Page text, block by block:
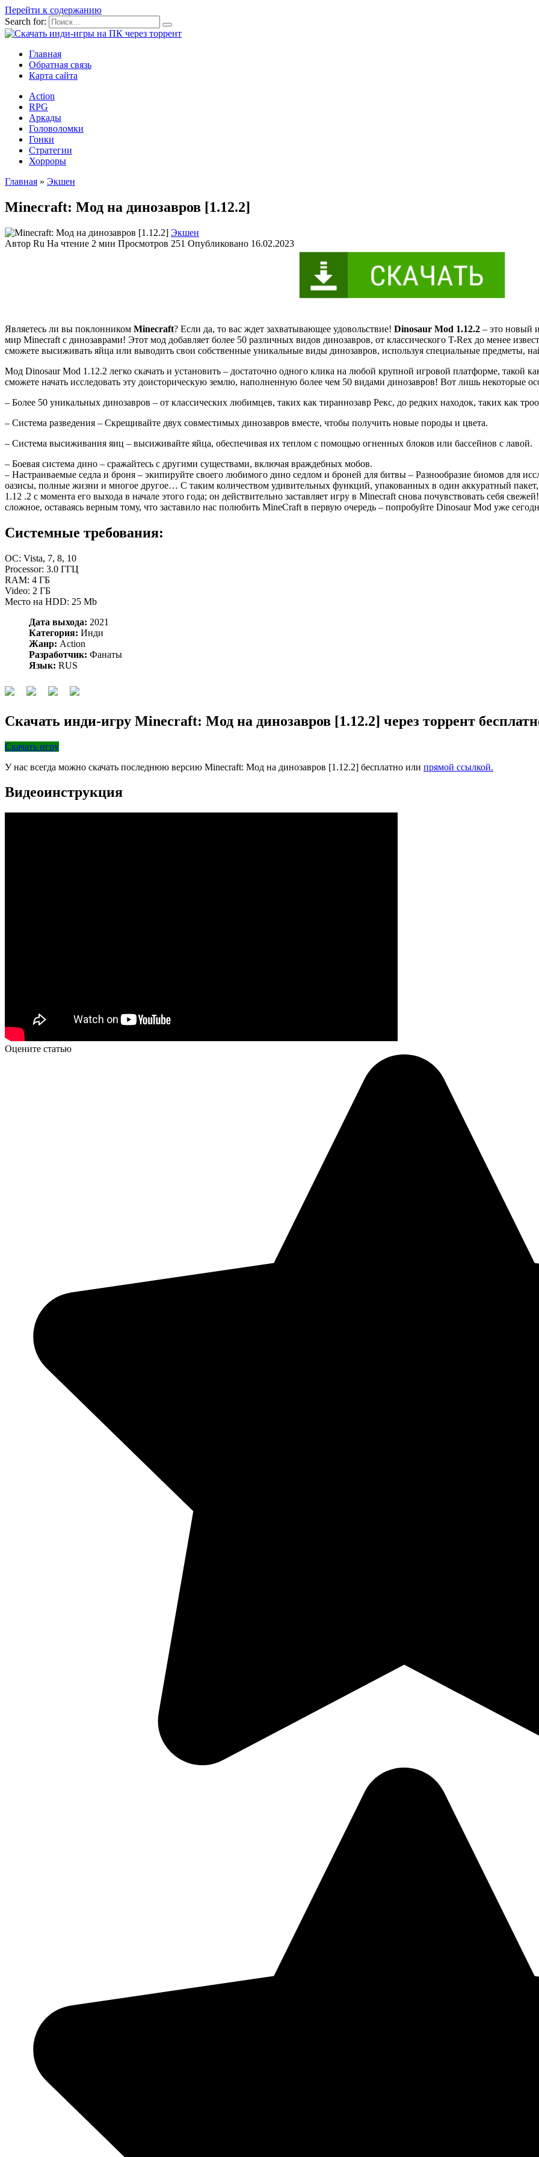
Перейти к содержанию
Search for:
Главная
Обратная связь
Карта сайта
Action
RPG
Аркады
Головоломки
Гонки
Стратегии
Хорроры
Главная » Экшен
Minecraft: Мод на динозавров [1.12.2]
Экшен
Автор Ru На чтение 2 мин Просмотров 251 Опубликовано 16.02.2023
Являетесь ли вы поклонником Minecraft? Если да, то вас ждет захватывающее удовольствие! Dinosaur Mod 1.12.2 – это новый
мир Minecraft с динозаврами! Этот мод добавляет более 50 различных видов динозавров, от классического T-Rex до менее
сможете высиживать яйца или выводить свои собственные уникальные виды динозавров, используя специальные предметы,
Мод Dinosaur Mod 1.12.2 легко скачать и установить – достаточно одного клика на любой крупной игровой платформе, такой
сможете начать исследовать эту доисторическую землю, наполненную более чем 50 видами динозавров! Вот лишь некоторые
– Более 50 уникальных динозавров – от классических любимцев, таких как тираннозавр Рекс, до редких находок, таких как
– Система разведения – Скрещивайте двух совместимых динозавров вместе, чтобы получить новые породы и цвета.
– Система высиживания яиц – высиживайте яйца, обеспечивая их теплом с помощью огненных блоков или бассейнов с лавой.
– Боевая система дино – сражайтесь с другими существами, включая враждебных мобов.
– Настраиваемые седла и броня – экипируйте своего любимого дино седлом и броней для битвы – Разнообразие биомов для
оазисы, полные жизни и многое другое… С таким количеством удивительных функций, упакованных в один аккуратный
1.12 .2 с момента его выхода в начале этого года; он действительно заставляет игру в Minecraft снова почувствовать себя
сложное, оставаясь верным тому, что заставило нас полюбить MineCraft в первую очередь – попробуйте Dinosaur Mod уже
Системные требования:
OC: Vista, 7, 8, 10
Processor: 3.0 ГГЦ
RAM: 4 ГБ
Video: 2 ГБ
Место на HDD: 25 Мb
Дата выхода: 2021
Категория: Инди
Жанр: Action
Разработчик: Фанаты
Язык: RUS
Скачать инди-игру Minecraft: Мод на динозавров [1.12.2] через торрент
Скачать игру
У нас всегда можно скачать последнюю версию Minecraft: Мод на динозавров [1.12.2] бесплатно или прямой ссылкой.
Видеоинструкция
Оцените статью